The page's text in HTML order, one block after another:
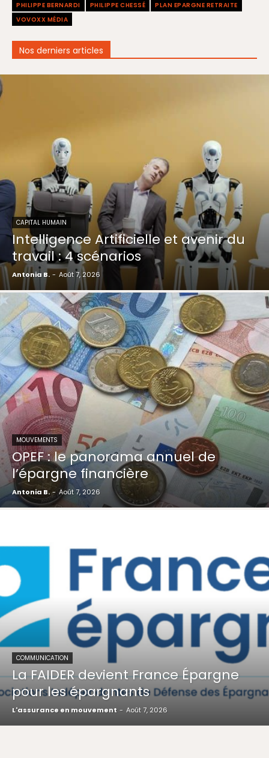
PHILIPPE BERNARDI
PHILIPPE CHESSÉ
PLAN EPARGNE RETRAITE
VOVOXX MÉDIA
Nos derniers articles
CAPITAL HUMAIN
Intelligence Artificielle et avenir du
travail : 4 scénarios
Antonia B. - Août 7, 2026
MOUVEMENTS
OPEF : le panorama annuel de
l’épargne financière
Antonia B. - Août 7, 2026
COMMUNICATION
La FAIDER devient France Épargne
pour les épargnants
L'assurance en mouvement - Août 7, 2026